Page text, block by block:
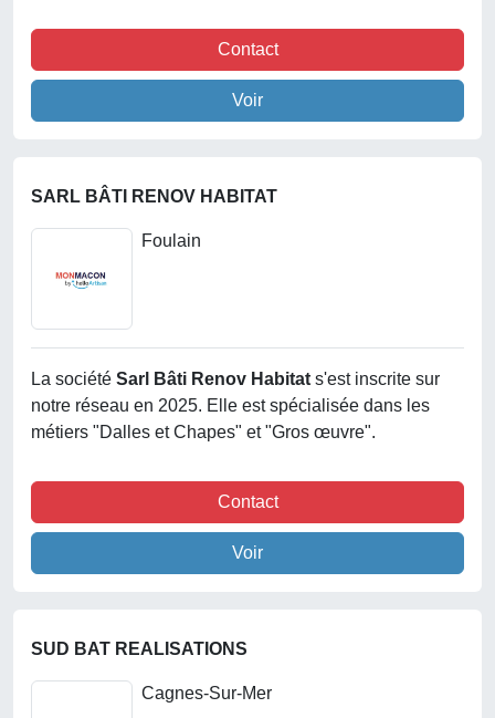
Contact
Voir
SARL BÂTI RENOV HABITAT
Foulain
La société Sarl Bâti Renov Habitat s'est inscrite sur
notre réseau en 2025. Elle est spécialisée dans les
métiers "Dalles et Chapes" et "Gros œuvre".
Contact
Voir
SUD BAT REALISATIONS
Cagnes-Sur-Mer